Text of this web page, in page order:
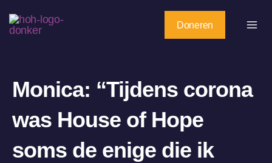
naar
Doneren
Monica: “Tijdens corona
was House of Hope
soms de enige die ik